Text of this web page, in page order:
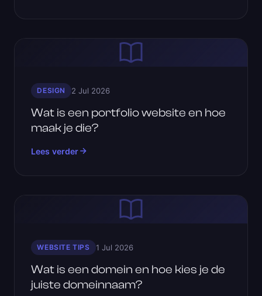
DESIGN 2 Jul 2026
Wat is een portfolio website en hoe
maak je die?
Lees verder
WEBSITE TIPS 1 Jul 2026
Wat is een domein en hoe kies je de
juiste domeinnaam?